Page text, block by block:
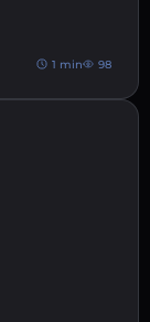
1 min 98